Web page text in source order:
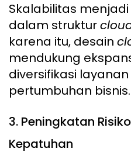
Skalabilitas
dalam struktur
karena itu, desain
mendukung
diversifikasi layanan
pertumbuhan bisnis.
3. Peningkatan
Kepatuhan